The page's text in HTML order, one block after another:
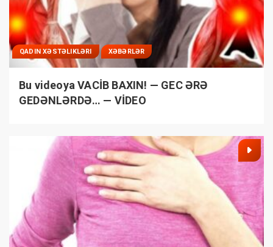
QADIN XƏSTƏLIKLƏRI XƏBƏRLƏR
Bu videoya VACİB BAXIN! — GEC ƏRƏ
GEDƏNLƏRDƏ… — VİDEO